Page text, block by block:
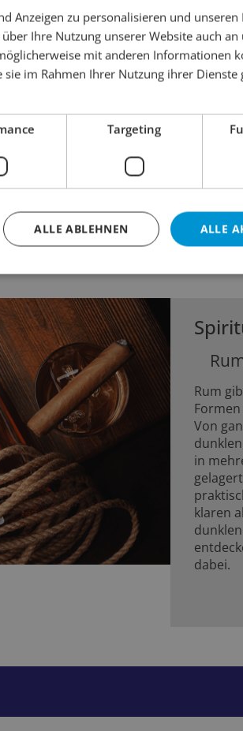
Hip
Mount Gay XO
Inhalt: 5
Rum
Von
in
klaren
dabei.
Anzeigen zu personalisieren und unseren
Ihre Nutzung unserer Website auch an
mit anderen Informationen
im Rahmen Ihrer Nutzung ihrer Dienste
Targeting
ALLE
ALLE ABLEHNEN